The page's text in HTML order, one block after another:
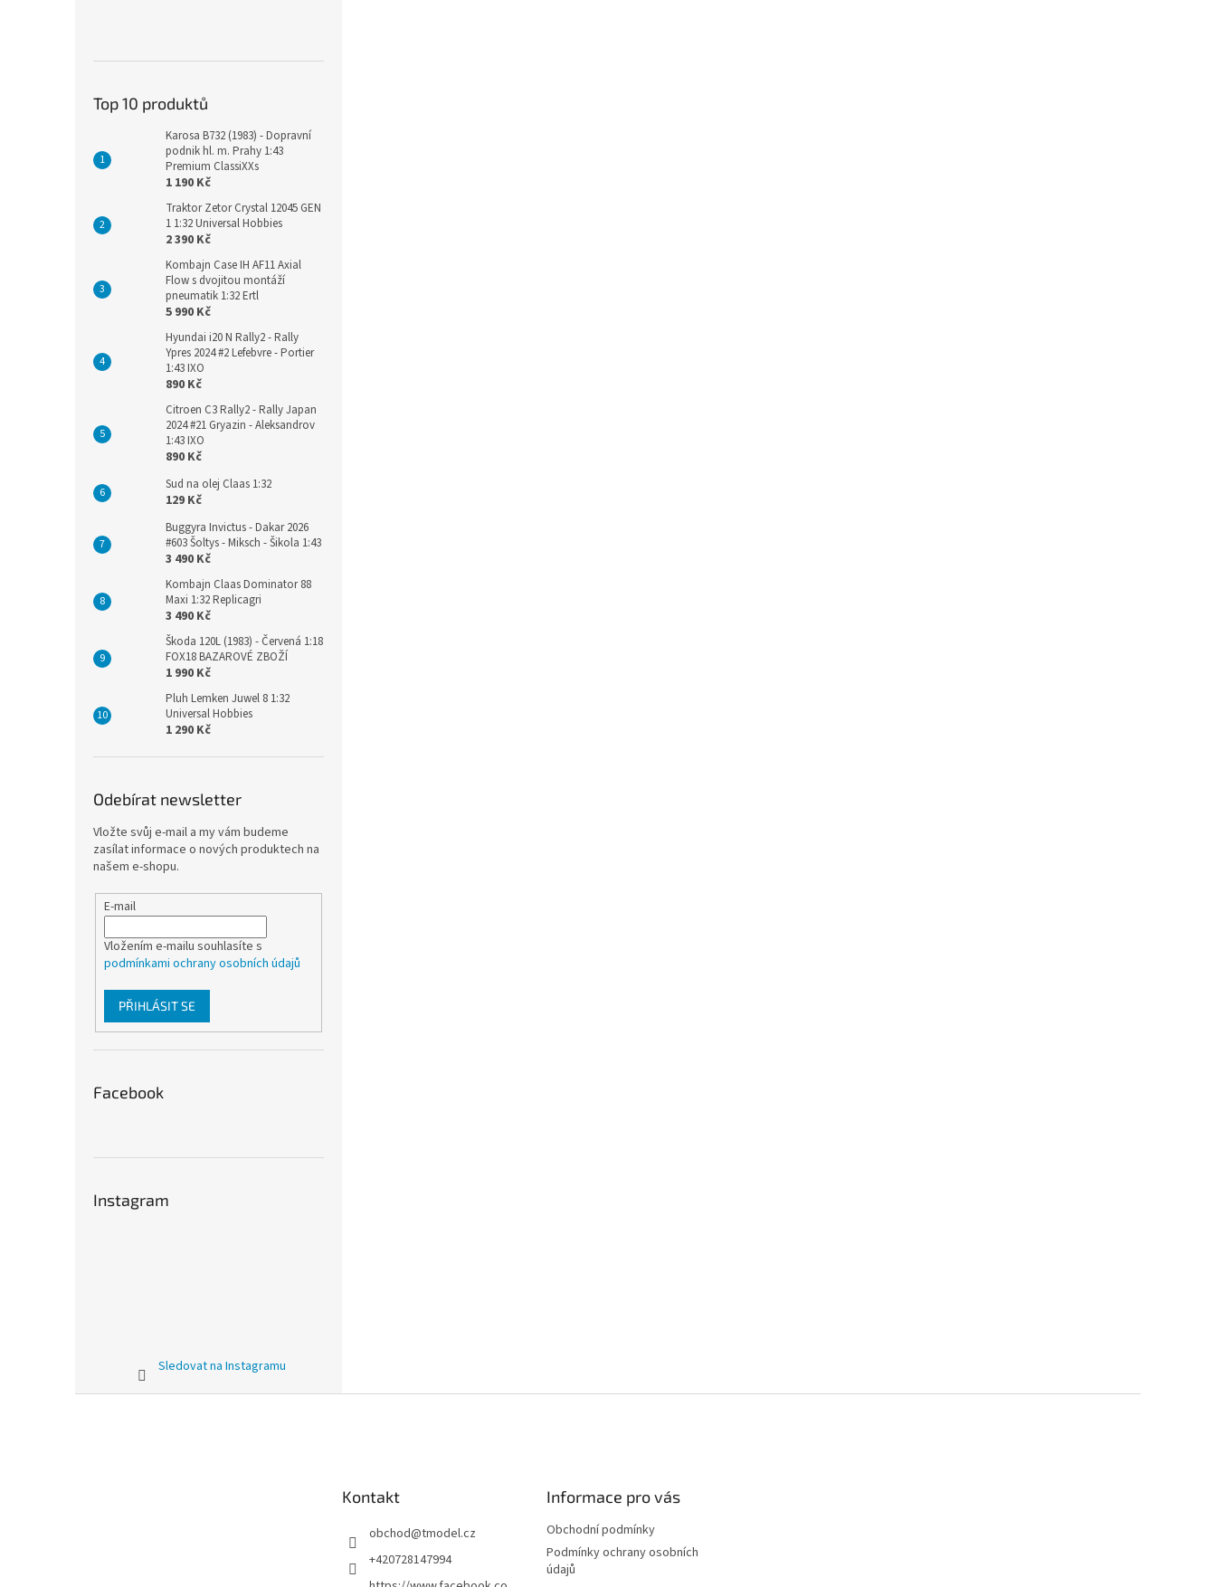
Top 10 produktů
Karosa B732 (1983) - Dopravní
podnik hl. m. Prahy 1:43
Premium ClassiXXs
1 190 Kč
Traktor Zetor Crystal 12045 GEN
1 1:32 Universal Hobbies
2 390 Kč
Kombajn Case IH AF11 Axial
Flow s dvojitou montáží
pneumatik 1:32 Ertl
5 990 Kč
Hyundai i20 N Rally2 - Rally
Ypres 2024 #2 Lefebvre - Portier
1:43 IXO
890 Kč
Citroen C3 Rally2 - Rally Japan
2024 #21 Gryazin - Aleksandrov
1:43 IXO
890 Kč
Sud na olej Claas 1:32
129 Kč
Buggyra Invictus - Dakar 2026
#603 Šoltys - Miksch - Šikola 1:43
3 490 Kč
Kombajn Claas Dominator 88
Maxi 1:32 Replicagri
3 490 Kč
Škoda 120L (1983) - Červená 1:18
FOX18 BAZAROVÉ ZBOŽÍ
1 990 Kč
Pluh Lemken Juwel 8 1:32
Universal Hobbies
1 290 Kč
Odebírat newsletter
Vložte svůj e-mail a my vám budeme
zasílat informace o nových produktech na
našem e-shopu.
E-mail
Vložením e-mailu souhlasíte s
podmínkami ochrany osobních údajů
PŘIHLÁSIT SE
Facebook
Instagram
Sledovat na Instagramu
Kontakt
obchod@tmodel.cz
+420728147994
Informace pro vás
Obchodní podmínky
Podmínky ochrany osobních
údajů